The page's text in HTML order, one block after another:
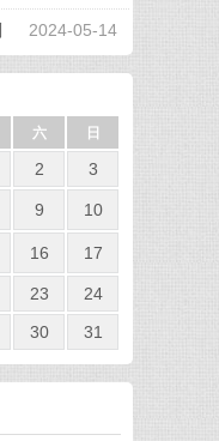
2024-05-14
六 日
2 3
9 10
16 17
23
24
30 31